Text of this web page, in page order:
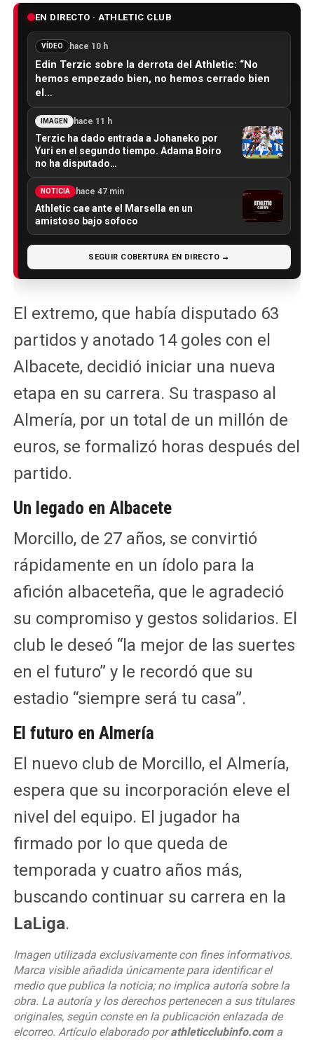
EN DIRECTO · ATHLETIC CLUB
VÍDEO hace 10 h
Edin Terzic sobre la derrota del Athletic: “No
hemos empezado bien, no hemos cerrado bien
el…
IMAGEN hace 11 h
Terzic ha dado entrada a Johaneko por
Yuri en el segundo tiempo. Adama Boiro
no ha disputado…
NOTICIA hace 47 min
Athletic cae ante el Marsella en un
amistoso bajo sofoco
SEGUIR COBERTURA EN DIRECTO →
El extremo, que había disputado 63
partidos y anotado 14 goles con el
Albacete, decidió iniciar una nueva
etapa en su carrera. Su traspaso al
Almería, por un total de un millón de
euros, se formalizó horas después del
partido.
Un legado en Albacete
Morcillo, de 27 años, se convirtió
rápidamente en un ídolo para la
afición albaceteña, que le agradeció
su compromiso y gestos solidarios. El
club le deseó “la mejor de las suertes
en el futuro” y le recordó que su
estadio “siempre será tu casa”.
El futuro en Almería
El nuevo club de Morcillo, el Almería,
espera que su incorporación eleve el
nivel del equipo. El jugador ha
firmado por lo que queda de
temporada y cuatro años más,
buscando continuar su carrera en la
LaLiga.
Imagen utilizada exclusivamente con fines informativos.
Marca visible añadida únicamente para identificar el
medio que publica la noticia; no implica autoría sobre la
obra. La autoría y los derechos pertenecen a sus titulares
originales, según conste en la publicación enlazada de
elcorreo. Artículo elaborado porathleticclubinfo.coma